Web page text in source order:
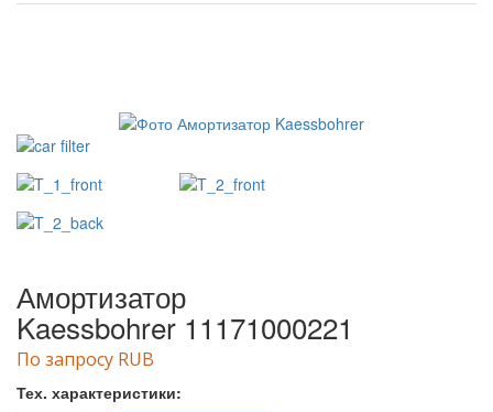
Амортизатор
Kaessbohrer 11171000221
По запросу RUB
Тех. характеристики: